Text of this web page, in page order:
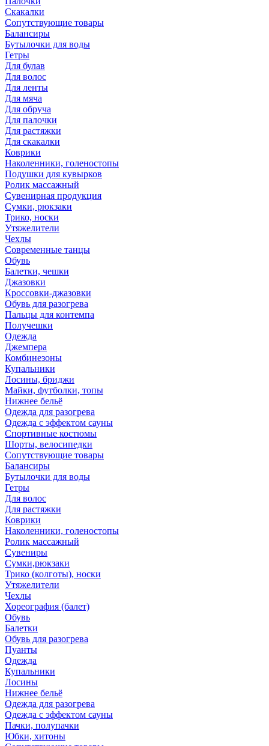
Скакалки
Сопутствующие товары
Балансиры
Бутылочки для воды
Гетры
Для булав
Для волос
Для ленты
Для мяча
Для обруча
Для палочки
Для растяжки
Для скакалки
Коврики
Наколенники, голеностопы
Подушки для кувырков
Ролик массажный
Сувенирная продукция
Сумки, рюкзаки
Трико, носки
Утяжелители
Чехлы
Современные танцы
Обувь
Балетки, чешки
Джазовки
Кроссовки-джазовки
Обувь для разогрева
Пальцы для контемпа
Получешки
Одежда
Джемпера
Комбинезоны
Купальники
Лосины, бриджи
Майки, футболки, топы
Нижнее бельё
Одежда для разогрева
Одежда с эффектом сауны
Спортивные костюмы
Шорты, велосипедки
Сопутствующие товары
Балансиры
Бутылочки для воды
Гетры
Для волос
Для растяжки
Коврики
Наколенники, голеностопы
Ролик массажный
Сувениры
Сумки,рюкзаки
Трико (колготы), носки
Утяжелители
Чехлы
Хореография (балет)
Обувь
Балетки
Обувь для разогрева
Пуанты
Одежда
Купальники
Лосины
Нижнее бельё
Одежда для разогрева
Одежда с эффектом сауны
Пачки, полупачки
Юбки, хитоны